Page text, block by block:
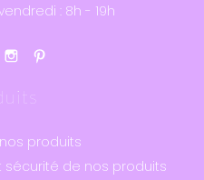
: 8h - 19h
produits
sécurité de nos produits